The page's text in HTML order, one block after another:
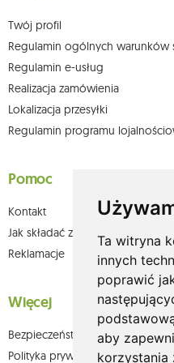
Ta witryna
innych
poprawić
aby
korzystania
Twój profil
Regulamin ogólnych warunków
Regulamin e-usług
Realizacja zamówienia
Lokalizacja przesyłki
Regulamin programu
Pomoc
Kontakt
Jak składać zamówienia w
Reklamacje
Więcej
Bezpieczeństwo płatności
Polityka prywatności